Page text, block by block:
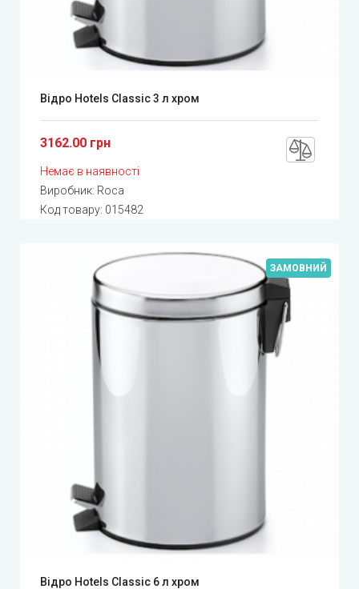
Відро Hotels Classic 3 л хром
3162.00 грн
Немає в наявності
Виробник: Roca
Код товару: 015482
ЗАМОВНИЙ
Відро Hotels Classic 6 л хром